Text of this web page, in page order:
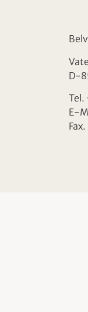
D-
E-